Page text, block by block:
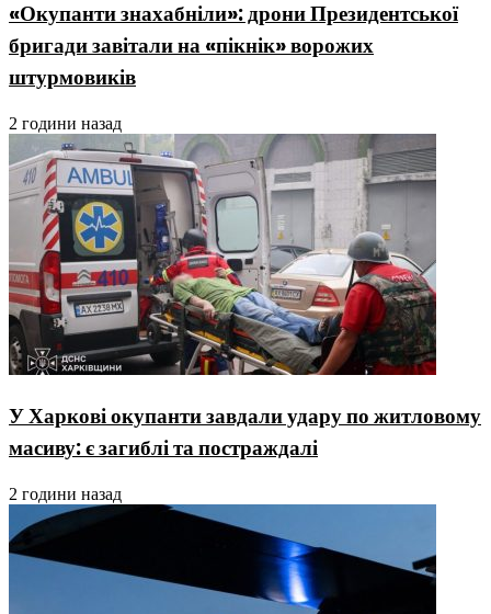
«Окупанти знахабніли»: дрони Президентської
бригади завітали на «пікнік» ворожих
штурмовиків
2 години назад
У Харкові окупанти завдали удару по житловому
масиву: є загиблі та постраждалі
2 години назад